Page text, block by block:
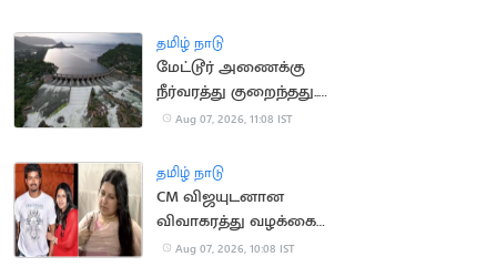
தமிழ் நாடு
மேட்டூர் அணைக்கு
நீர்வரத்து குறைந்தது..
13,674 கன அடியாக சரிவு
Aug 07, 2026, 11:08 IST
தமிழ் நாடு
CM விஜயுடனான
விவாகரத்து வழக்கை
வாபஸ் வாங்கினார்
Aug 07, 2026, 10:08 IST